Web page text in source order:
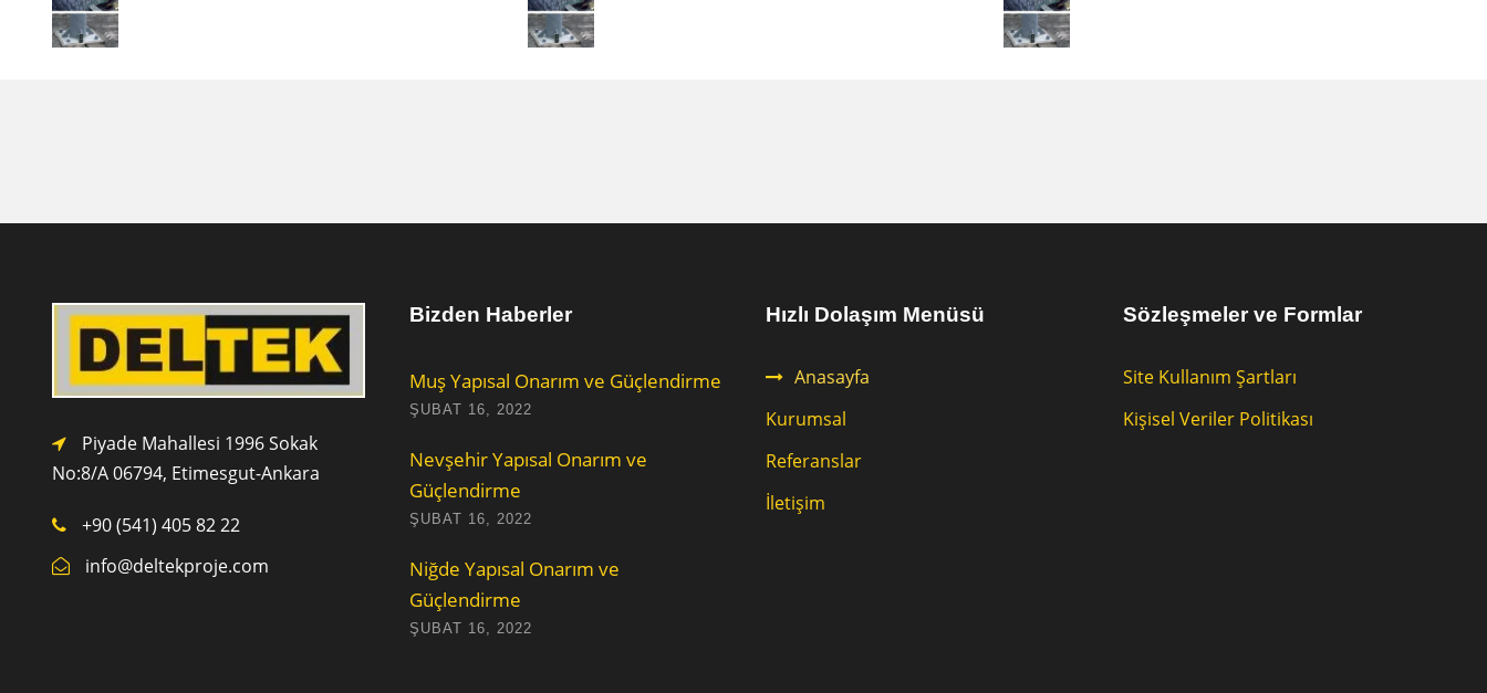
Piyade Mahallesi 1996 Sokak
No:8/A 06794, Etimesgut-Ankara
+90 (541) 405 82 22
info@deltekproje.com
Bizden Haberler
Muş Yapısal Onarım ve Güçlendirme
ŞUBAT 16, 2022
Nevşehir Yapısal Onarım ve
Güçlendirme
ŞUBAT 16, 2022
Niğde Yapısal Onarım ve
Güçlendirme
ŞUBAT 16, 2022
Hızlı Dolaşım Menüsü
Anasayfa
Kurumsal
Referanslar
İletişim
Sözleşmeler ve Formlar
Site Kullanım Şartları
Kişisel Veriler Politikası